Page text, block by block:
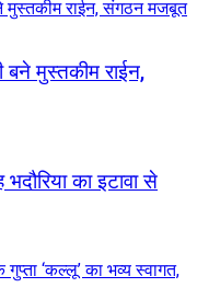
बने मुस्तकीम राईन,
का इटावा से